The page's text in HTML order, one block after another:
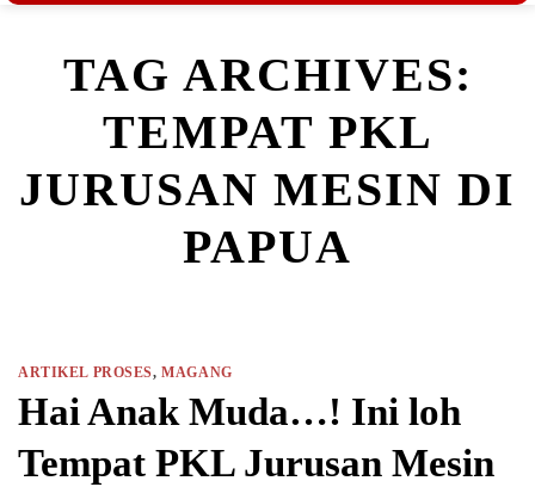
TAG ARCHIVES:
TEMPAT PKL
JURUSAN MESIN DI
PAPUA
ARTIKEL PROSES,MAGANG
Hai Anak Muda…! Ini loh
Tempat PKL Jurusan Mesin